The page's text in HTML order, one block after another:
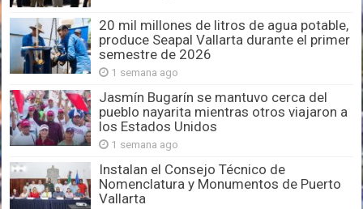
20 mil millones de litros de agua potable,
produce Seapal Vallarta durante el primer
semestre de 2026
1 semana ago
Jasmín Bugarín se mantuvo cerca del
pueblo nayarita mientras otros viajaron a
los Estados Unidos
1 semana ago
Instalan el Consejo Técnico de
Nomenclatura y Monumentos de Puerto
Vallarta